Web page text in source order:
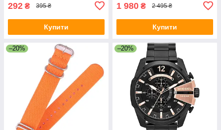
292 ₴ 395 ₴
Купити
1 980 ₴ 2 495 ₴
Купити
–20% –20%